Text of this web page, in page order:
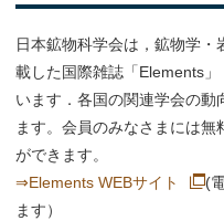
日本鉱物科学会は，鉱物学
載した国際雑誌「Elements
います．各国の関連学会の
ます。会員のみなさまには無
ができます。
⇒Elements WEBサイト
(
ます）